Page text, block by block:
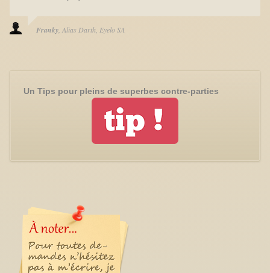
Franky Alias Darth Eyelo SA
Un Tips pour pleins de superbes contre-parties